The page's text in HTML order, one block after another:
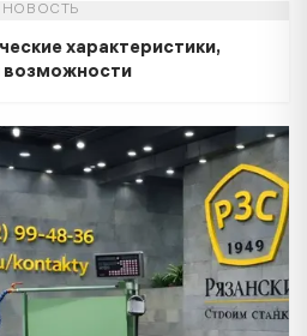
НОВОСТЬ
характеристики,
возможности